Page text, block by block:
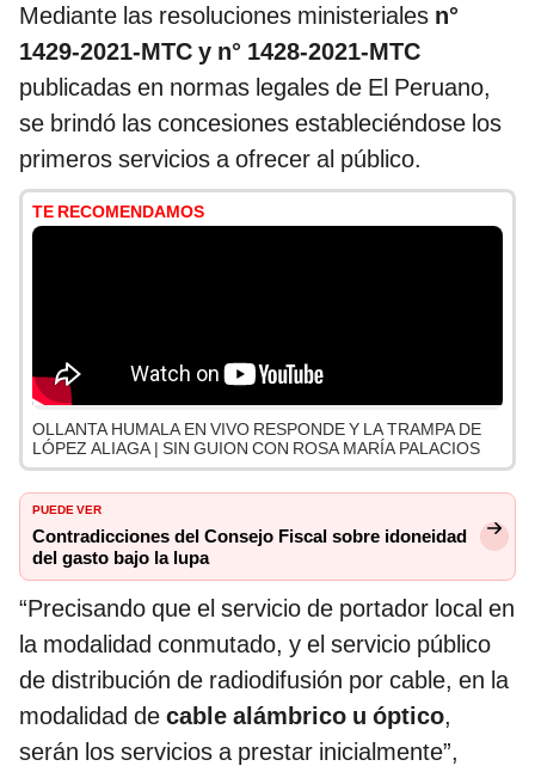
Mediante las resoluciones ministeriales n°
1429-2021-MTC y n° 1428-2021-MTC
publicadas en normas legales de El Peruano,
se brindó las concesiones estableciéndose los
primeros servicios a ofrecer al público.
TE RECOMENDAMOS
OLLANTA HUMALA EN VIVO RESPONDE Y LA TRAMPA DE
LÓPEZ ALIAGA | SIN GUION CON ROSA MARÍA PALACIOS
PUEDE VER
Contradicciones del Consejo Fiscal sobre idoneidad
del gasto bajo la lupa
“Precisando que el servicio de portador local en
la modalidad conmutado, y el servicio público
de distribución de radiodifusión por cable, en la
modalidad de cable alámbrico u óptico,
serán los servicios a prestar inicialmente”,